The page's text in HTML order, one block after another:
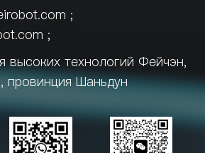
;
;
высоких технологий Фейчэн,
провинция Шаньдун